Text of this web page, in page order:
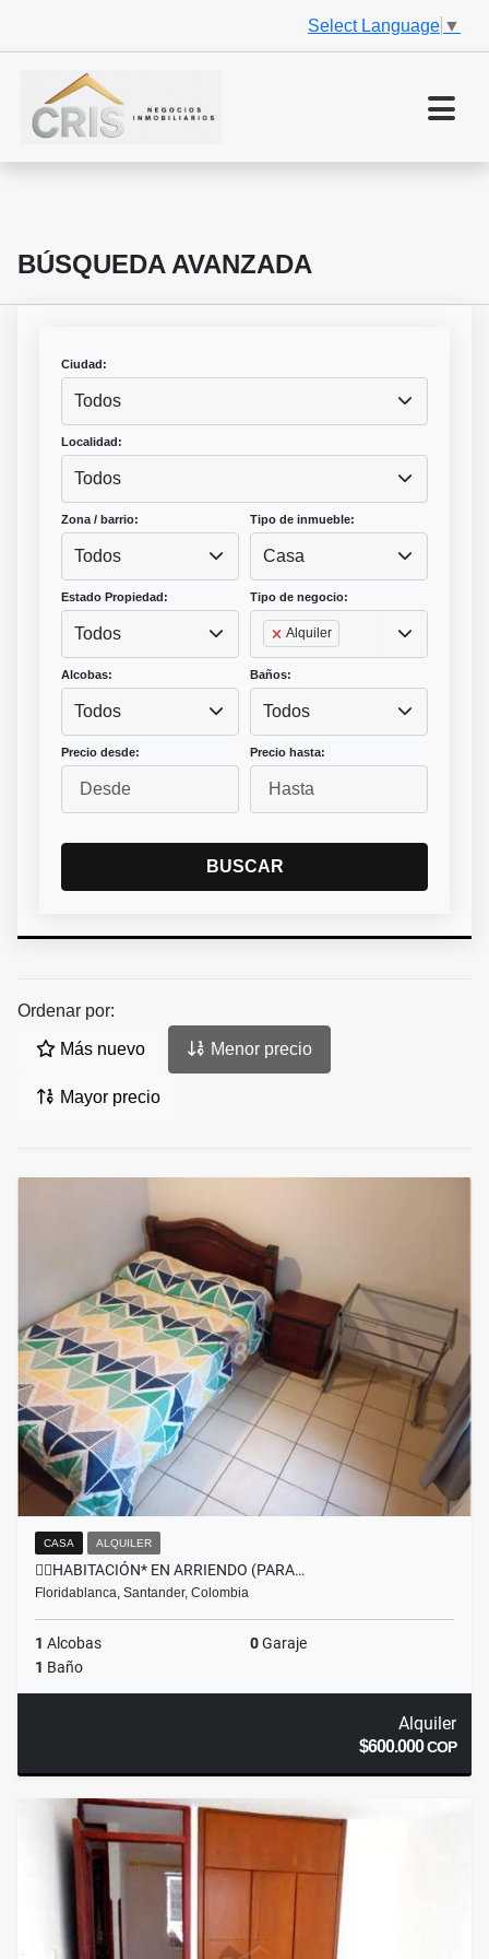
Select Language ▼
BÚSQUEDA AVANZADA
Ciudad:
Todos
Localidad:
Todos
Zona / barrio:
Todos
Tipo de inmueble:
Casa
Estado Propiedad:
Todos
Tipo de negocio:
Alquiler
Alcobas:
Todos
Baños:
Todos
Precio desde: Precio hasta:
BUSCAR
Ordenar por:
Más nuevo Menor precio
Mayor precio
CASA ALQUILER
👉🏼HABITACIÓN* EN ARRIENDO (PARA…
Floridablanca, Santander, Colombia
1 Alcobas 0Garaje
1 Baño
Alquiler
$600.000COP